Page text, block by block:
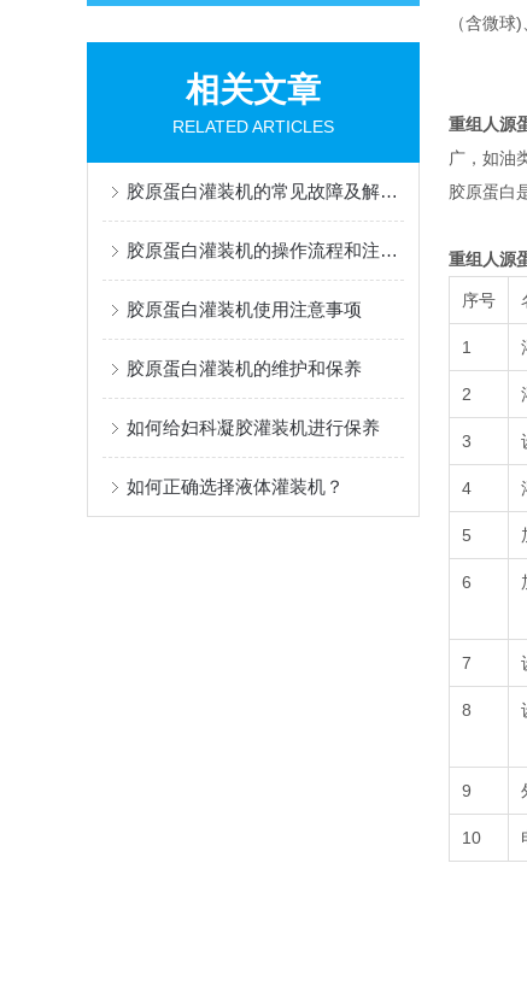
相关文章
RELATED ARTICLES
胶原蛋白灌装机的常见故障及解决办法有哪些？
胶原蛋白灌装机的操作流程和注意事项
胶原蛋白灌装机使用注意事项
胶原蛋白灌装机的维护和保养
如何给妇科凝胶灌装机进行保养
如何正确选择液体灌装机？
（含微
重组人源
广，如油
胶原蛋白
重组人源
序号
1
2
3
4
5
6
7
8
9
10